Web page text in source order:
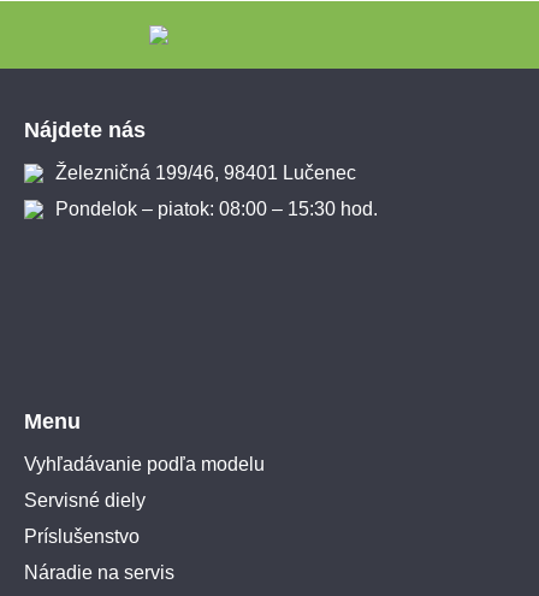
Nájdete nás
Železničná 199/46, 98401 Lučenec
Pondelok – piatok: 08:00 – 15:30 hod.
Menu
Vyhľadávanie podľa modelu
Servisné diely
Príslušenstvo
Náradie na servis